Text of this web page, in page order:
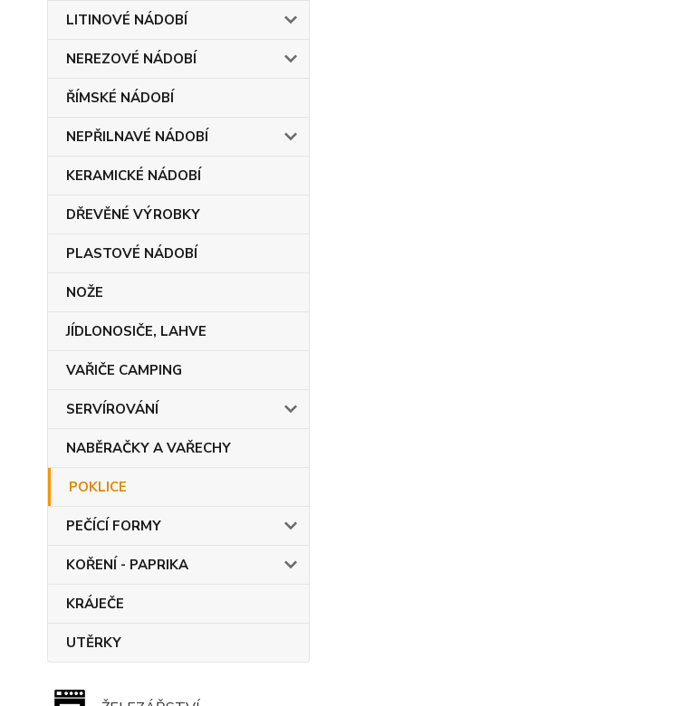
LITINOVÉ NÁDOBÍ
NEREZOVÉ NÁDOBÍ
ŘÍMSKÉ NÁDOBÍ
NEPŘILNAVÉ NÁDOBÍ
KERAMICKÉ NÁDOBÍ
DŘEVĚNÉ VÝROBKY
PLASTOVÉ NÁDOBÍ
NOŽE
JÍDLONOSIČE, LAHVE
VAŘIČE CAMPING
SERVÍROVÁNÍ
NABĚRAČKY A VAŘECHY
POKLICE
PEČÍCÍ FORMY
KOŘENÍ - PAPRIKA
KRÁJEČE
UTĚRKY